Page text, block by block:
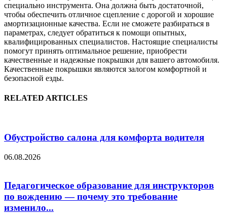
специально инструмента. Она должна быть достаточной,
чтобы обеспечить отличное сцепление с дорогой и хорошие
амортизационные качества. Если не сможете разбираться в
параметрах, следует обратиться к помощи опытных,
квалифицированных специалистов. Настоящие специалисты
помогут принять оптимальное решение, приобрести
качественные и надежные покрышки для вашего автомобиля.
Качественные покрышки являются залогом комфортной и
безопасной езды.
RELATED ARTICLES
Обустройство салона для комфорта водителя
06.08.2026
Педагогическое образование для инструкторов
по вождению — почему это требование
изменило...